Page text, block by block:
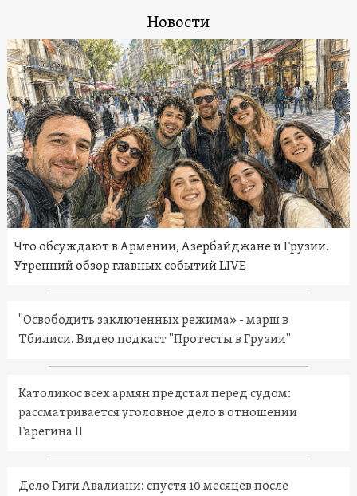
Новости
Что обсуждают в Армении, Азербайджане и Грузии.
Утренний обзор главных событий LIVE
"Освободить заключенных режима» - марш в
Тбилиси. Видео подкаст "Протесты в Грузии"
Католикос всех армян предстал перед судом:
рассматривается уголовное дело в отношении
Гарегина II
Дело Гиги Авалиани: спустя 10 месяцев после